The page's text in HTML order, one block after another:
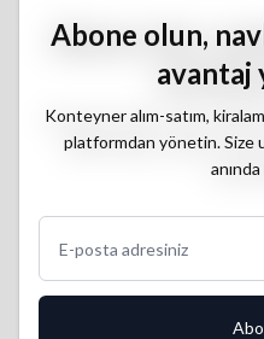
Abone olun,
avantaj
Konteyner alım-satım,
platformdan yönetin. Size